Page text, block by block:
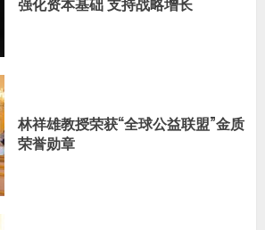
林祥雄教授荣获“全球公益联盟”金质
荣誉勋章